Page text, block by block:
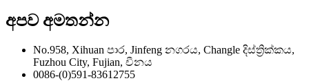
අපව අමතන්න
No.958, Xihuan පාර, Jinfeng නගරය, Changle දිස්ත්‍රික්කය,
Fuzhou City, Fujian, චීනය
0086-(0)591-83612755